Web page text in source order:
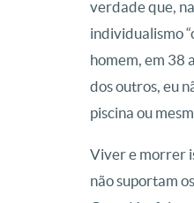
verdade que,
individualismo
homem, em 38
dos outros, eu
piscina ou
Viver e morrer
não suportam